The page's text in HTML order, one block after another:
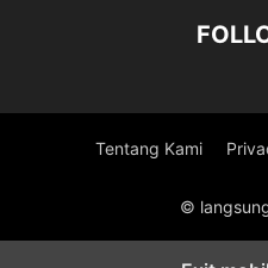
Tentang Kami
©